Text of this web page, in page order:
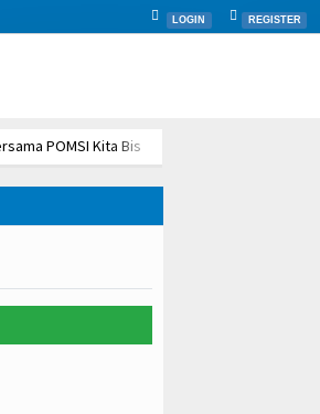
LOGIN REGISTER
POMSI Kita Bisa